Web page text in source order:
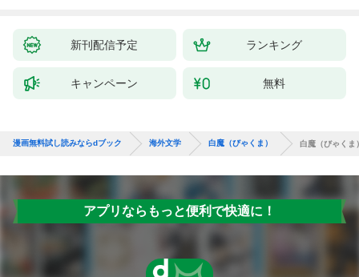
新刊配信予定 ランキング
キャンペーン 無料
漫画無料試し読みならdブック 海外文学 白魔（びゃくま） 白魔（びゃくま
アプリならもっと便利で快適に！